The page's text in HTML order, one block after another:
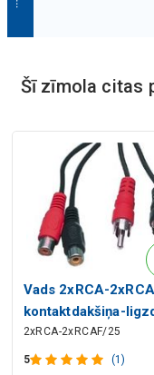
Mākslīgā intelekta apraksts
Mākslīgā intelekta apraksts
Šī zīmola citas
Vads 2xRCA-2xRCA
kontaktdakšiņa-
2.5m
2xRCA-2xRCAF/25
5 (1)